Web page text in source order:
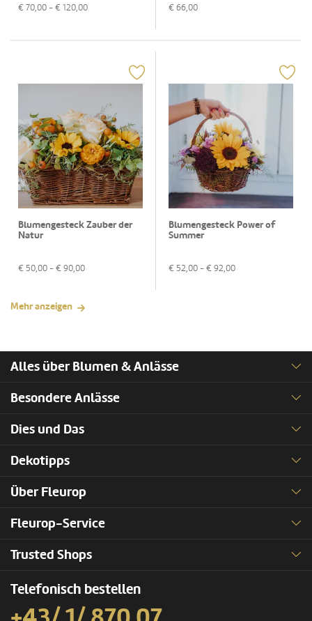
€ 70,00 - € 120,00 € 66,00
Blumengesteck Zauber der
Natur
€ 50,00 - € 90,00
Blumengesteck Power of
Summer
€ 52,00 - € 92,00
Mehr anzeigen
Alles über Blumen & Anlässe
Besondere Anlässe
Dies und Das
Dekotipps
Über Fleurop
Fleurop-Service
Trusted Shops
Telefonisch bestellen